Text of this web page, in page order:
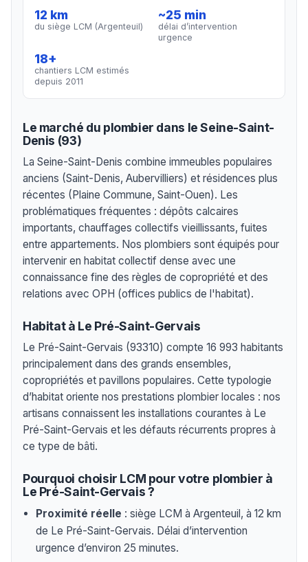
12 km
du siège LCM (Argenteuil)
~25 min
délai d’intervention
urgence
18+
chantiers LCM estimés
depuis 2011
Le marché du plombier dans le Seine-Saint-
Denis (93)
La Seine-Saint-Denis combine immeubles populaires
anciens (Saint-Denis, Aubervilliers) et résidences plus
récentes (Plaine Commune, Saint-Ouen). Les
problématiques fréquentes : dépôts calcaires
importants, chauffages collectifs vieillissants, fuites
entre appartements. Nos plombiers sont équipés pour
intervenir en habitat collectif dense avec une
connaissance fine des règles de copropriété et des
relations avec OPH (offices publics de l'habitat).
Habitat à Le Pré-Saint-Gervais
Le Pré-Saint-Gervais (93310) compte 16 993 habitants
principalement dans des grands ensembles,
copropriétés et pavillons populaires. Cette typologie
d’habitat oriente nos prestations plombier locales : nos
artisans connaissent les installations courantes à Le
Pré-Saint-Gervais et les défauts récurrents propres à
ce type de bâti.
Pourquoi choisir LCM pour votre plombier à
Le Pré-Saint-Gervais ?
Proximité réelle : siège LCM à Argenteuil, à 12 km
de Le Pré-Saint-Gervais. Délai d’intervention
urgence d’environ 25 minutes.